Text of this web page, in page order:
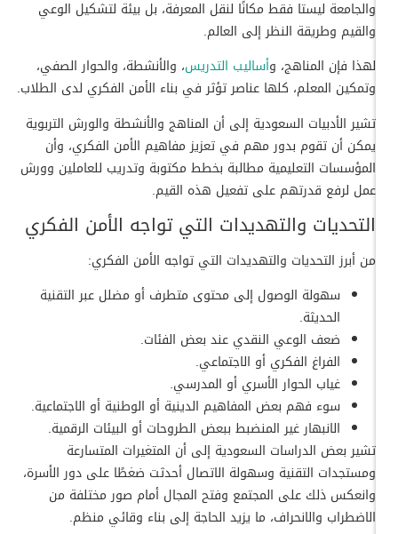
والجامعة ليستا فقط مكانًا لنقل المعرفة، بل بيئة لتشكيل الوعي
والقيم وطريقة النظر إلى العالم.
لهذا فإن المناهج، وأساليب التدريس، والأنشطة، والحوار الصفي،
وتمكين المعلم، كلها عناصر تؤثر في بناء الأمن الفكري لدى الطلاب.
تشير الأدبيات السعودية إلى أن المناهج والأنشطة والورش التربوية
يمكن أن تقوم بدور مهم في تعزيز مفاهيم الأمن الفكري، وأن
المؤسسات التعليمية مطالبة بخطط مكتوبة وتدريب للعاملين وورش
عمل لرفع قدرتهم على تفعيل هذه القيم.
التحديات والتهديدات التي تواجه الأمن الفكري
من أبرز التحديات والتهديدات التي تواجه الأمن الفكري:
سهولة الوصول إلى محتوى متطرف أو مضلل عبر التقنية
الحديثة.
ضعف الوعي النقدي عند بعض الفئات.
الفراغ الفكري أو الاجتماعي.
غياب الحوار الأسري أو المدرسي.
سوء فهم بعض المفاهيم الدينية أو الوطنية أو الاجتماعية.
الانبهار غير المنضبط ببعض الطروحات أو البيئات الرقمية.
تشير بعض الدراسات السعودية إلى أن المتغيرات المتسارعة
ومستجدات التقنية وسهولة الاتصال أحدثت ضغطًا على دور الأسرة،
وانعكس ذلك على المجتمع وفتح المجال أمام صور مختلفة من
الاضطراب والانحراف، ما يزيد الحاجة إلى بناء وقائي منظم.